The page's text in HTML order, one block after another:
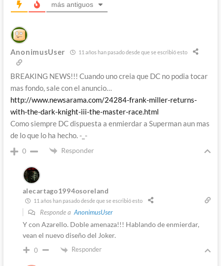
más antiguos
AnonimusUser 11 años han pasado desde que se escribió esto
BREAKING NEWS!!! Cuando uno creia que DC no podia tocar
mas fondo, sale con el anuncio…
http://www.newsarama.com/24284-frank-miller-returns-
with-the-dark-knight-iii-the-master-race.html
Como siempre DC dispuesta a enmierdar a Superman aun mas
de lo que lo ha hecho. -_-
0 Responder
alecartago1994osoreland
11 años han pasado desde que se escribió esto
Responde aAnonimusUser
Y con Azarello. Doble amenaza!!! Hablando de enmierdar,
vean el nuevo diseño del Joker.
0 Responder